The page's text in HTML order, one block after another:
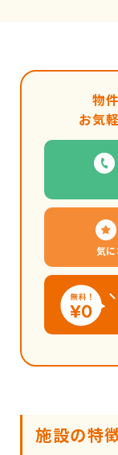
物
お気
気
施設の特